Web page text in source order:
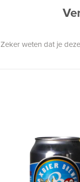
Zeker weten dat je